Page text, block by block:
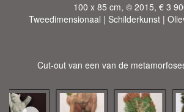
100 x 85 cm, © 2015, € 3
Tweedimensionaal | Schilderkunst |
Cut-out van een van de